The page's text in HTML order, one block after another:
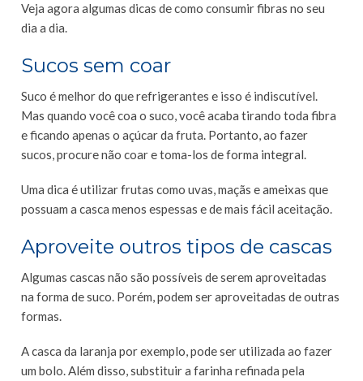
Veja agora algumas dicas de como consumir fibras no seu
dia a dia.
Sucos sem coar
Suco é melhor do que refrigerantes e isso é indiscutível.
Mas quando você coa o suco, você acaba tirando toda fibra
e ficando apenas o açúcar da fruta. Portanto, ao fazer
sucos, procure não coar e toma-los de forma integral.
Uma dica é utilizar frutas como uvas, maçãs e ameixas que
possuam a casca menos espessas e de mais fácil aceitação.
Aproveite outros tipos de cascas
Algumas cascas não são possíveis de serem aproveitadas
na forma de suco. Porém, podem ser aproveitadas de outras
formas.
A casca da laranja por exemplo, pode ser utilizada ao fazer
um bolo. Além disso, substituir a farinha refinada pela